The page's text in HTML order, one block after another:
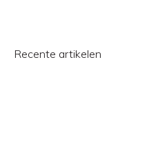
Recente artikelen